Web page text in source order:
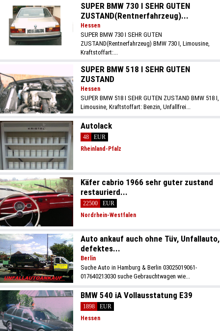
SUPER BMW 730 I SEHR GUTEN
ZUSTAND(Rentnerfahrzeug)...
Hessen
SUPER BMW 730 I SEHR GUTEN
ZUSTAND(Rentnerfahrzeug) BMW 730 I, Limousine,
Kraftstoffart:...
SUPER BMW 518 I SEHR GUTEN
ZUSTAND
Hessen
SUPER BMW 518 I SEHR GUTEN ZUSTAND BMW 518 I,
Limousine, Kraftstoffart: Benzin, Unfallfrei...
Autolack
48
EUR
Rheinland-Pfalz
Käfer cabrio 1966 sehr guter zustand
restaurierd...
22500
EUR
Nordrhein-Westfalen
Auto ankauf auch ohne Tüv, Unfallauto,
defektes...
Berlin
Suche Auto in Hamburg & Berlin 03025019061-
017640213030 suche Gebrauchtwagen wie...
BMW 540 iA Vollausstatung E39
1898
EUR
Hessen